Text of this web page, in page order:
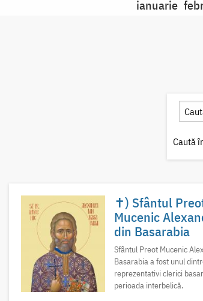
ianuarie
Caută
✝) Sfântul
Mucenic
din Basarabia
Sfântul Preot Mucenic
Basarabia a fost unul
reprezentativi clerici
perioada interbelică.